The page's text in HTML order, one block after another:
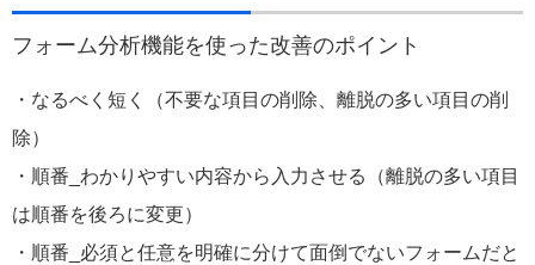
フォーム分析機能を使った改善のポイント
・なるべく短く（不要な項目の削除、離脱の多い項目の削
除）
・順番_わかりやすい内容から入力させる（離脱の多い項目
は順番を後ろに変更）
・順番_必須と任意を明確に分けて面倒でないフォームだと